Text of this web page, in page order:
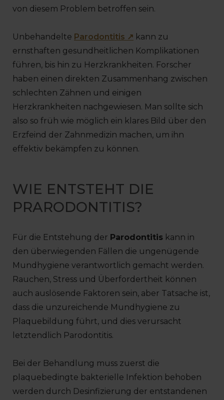
von diesem Problem betroffen sein.
Unbehandelte Parodontitis ↗ kann zu
ernsthaften gesundheitlichen Komplikationen
führen, bis hin zu Herzkrankheiten. Forscher
haben einen direkten Zusammenhang zwischen
schlechten Zähnen und einigen
Herzkrankheiten nachgewiesen. Man sollte sich
also so früh wie möglich ein klares Bild über den
Erzfeind der Zahnmedizin machen, um ihn
effektiv bekämpfen zu können.
WIE ENTSTEHT DIE
PRARODONTITIS?
Für die Entstehung der Parodontitis kann in
den überwiegenden Fällen die ungenügende
Mundhygiene verantwortlich gemacht werden.
Rauchen, Stress und Überfordertheit können
auch auslösende Faktoren sein, aber Tatsache ist,
dass die unzureichende Mundhygiene zu
Plaquebildung führt, und dies verursacht
letztendlich Parodontitis.
Bei der Behandlung muss zuerst die
plaquebedingte bakterielle Infektion behoben
werden durch Desinfizierung der entstandenen